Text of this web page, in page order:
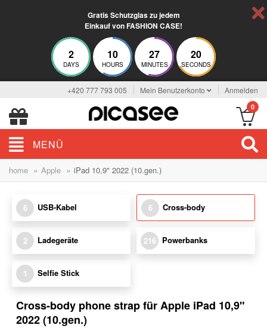
Gratis Schutzglas zu jedem
Einkauf von FASHION CASE!
2
DAYS
10
HOURS
27
MINUTES
19
SECONDS
+420 777 793 005 Mein Benutzerkonto Anmelden
0
MENÜ
home » Apple » iPad 10,9" 2022 (10.gen.)
6 USB-Kabel 6 Cross-body
2 Ladegeräte 216 Powerbanks
1 Selfie Stick
Cross-body phone strap für Apple iPad 10,9"
2022 (10.gen.)